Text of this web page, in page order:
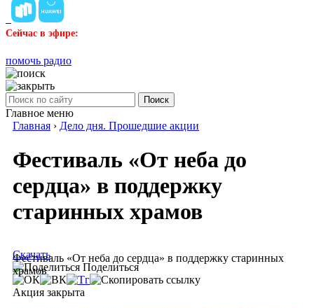
Сейчас в эфире:
помочь радио
Поиск
Главное меню
Главная › Дело дня. Прошедшие акции
Фестиваль «От неба до
сердца» в поддержку
старинных храмов
Фестиваль «От неба до сердца» в поддержку старинных
храмов
Скачать
Поделиться
Акция закрыта